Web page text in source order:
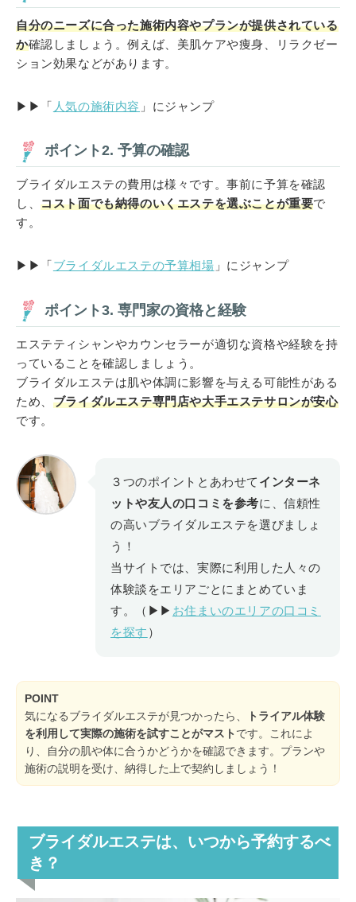
自分のニーズに合った施術内容やプランが提供されている
か確認しましょう。例えば、美肌ケアや痩身、リラクゼー
ション効果などがあります。
▶▶「 人気の施術内容 」にジャンプ
ポイント2. 予算の確認
ブライダルエステの費用は様々です。事前に予算を確認
し、コスト面でも納得のいくエステを選ぶことが重要で
す。
▶▶「ブライダルエステの予算相場 」にジャンプ
ポイント3. 専門家の資格と経験
エステティシャンやカウンセラーが適切な資格や経験を持
っていることを確認しましょう。
ブライダルエステは肌や体調に影響を与える可能性がある
ため、 ブライダルエステ専門店や大手エステサロンが安心
です。
３つのポイントとあわせて インターネ
ットや友人の口コミを参考に、信頼性
の高いブライダルエステを選びましょ
う！
当サイトでは、実際に利用した人々の
体験談をエリアごとにまとめていま
す。（▶▶ お住まいのエリアの口コミ
を探す ）
POINT
気になるブライダルエステが見つかったら、
トライアル体験
を利用して実際の施術を試すことがマスト です。これによ
り、自分の肌や体に合うかどうかを確認できます。プランや
施術の説明を受け、納得した上で契約しましょう！
ブライダルエステは、いつから予約するべ
き？